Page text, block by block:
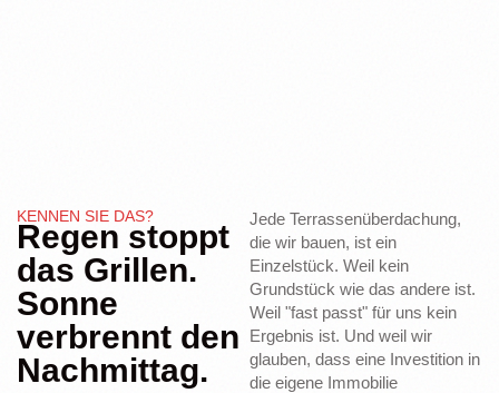
KENNEN SIE DAS?
Regen stoppt
das Grillen.
Sonne
verbrennt den
Nachmittag.
Jede Terrassenüberdachung,
die wir bauen, ist ein
Einzelstück. Weil kein
Grundstück wie das andere ist.
Weil "fast passt" für uns kein
Ergebnis ist. Und weil wir
glauben, dass eine Investition in
die eigene Immobilie